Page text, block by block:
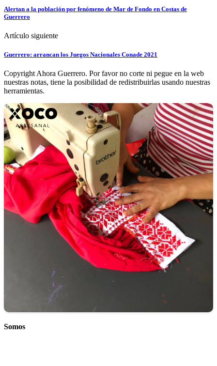
Alertan a la población por fenómeno de Mar de Fondo en Costas de
Guerrero
Artículo siguiente
Guerrero: arrancan los Juegos Nacionales Conade 2021
Copyright Ahora Guerrero. Por favor no corte ni pegue en la web
nuestras notas, tiene la posibilidad de redistribuirlas usando nuestras
herramientas.
Somos